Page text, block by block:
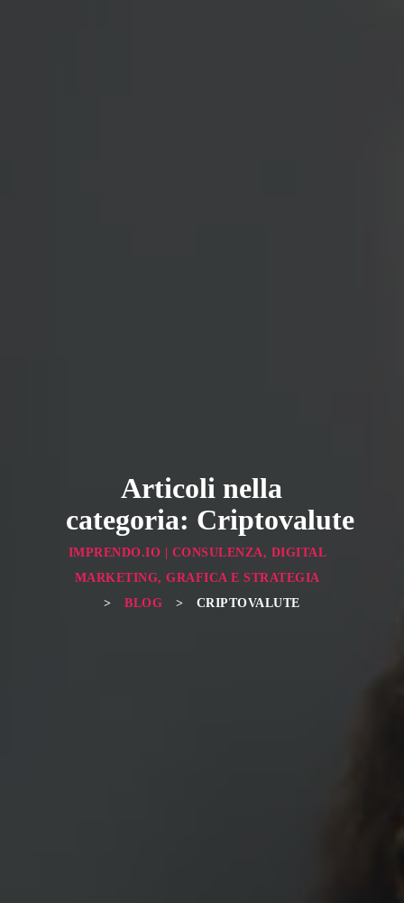
Articoli nella
categoria: Criptovalute
IMPRENDO.IO | CONSULENZA, DIGITAL
MARKETING, GRAFICA E STRATEGIA
>
BLOG > CRIPTOVALUTE